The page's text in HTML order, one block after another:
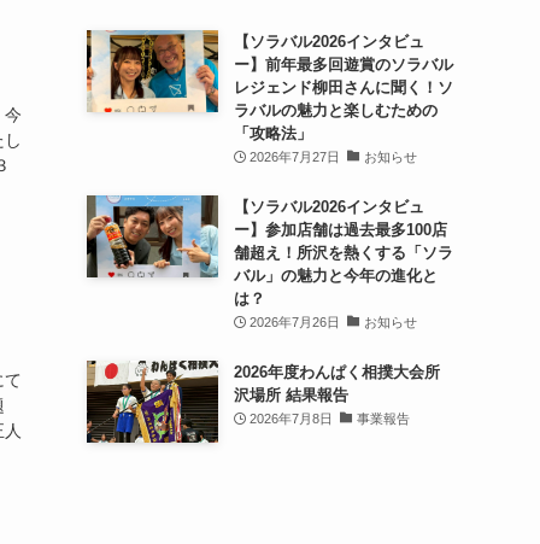
今
て
【ソラバル2026インタビュ
ー】前年最多回遊賞のソラバル
レジェンド柳田さんに聞く！ソ
ラバルの魅力と楽しむための
「攻略法」
2026年7月27日 お知らせ
【ソラバル2026インタビュ
ー】参加店舗は過去最多100店
舗超え！所沢を熱くする「ソラ
バル」の魅力と今年の進化と
は？
2026年7月26日 お知らせ
2026年度わんぱく相撲大会所
沢場所 結果報告
2026年7月8日 事業報告